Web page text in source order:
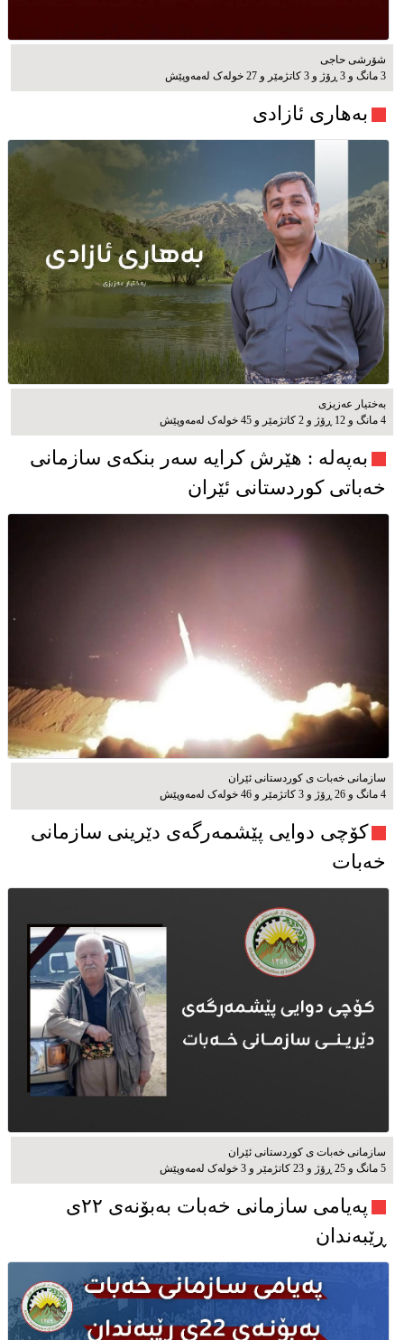
شۆرشی حاجی
3 مانگ و 3 ڕۆژ و 3 کاتژمێر و 27 خوله‌ک له‌مه‌وپێش‌
بەهاری ئازادی
بەختیار عەزیزی
4 مانگ و 12 ڕۆژ و 2 کاتژمێر و 45 خوله‌ک له‌مه‌وپێش‌
به‌په‌له‌ : هێرش کرایە سەر بنکەی سازمانی
خەباتی کوردستانی ئێران
سازمانی خەبات ی کوردستانی ئێران
4 مانگ و 26 ڕۆژ و 3 کاتژمێر و 46 خوله‌ک له‌مه‌وپێش‌
کۆچی دوایی پێشمەرگەی دێرینی سازمانی
خەبات
سازمانی خەبات ی كوردستانی ئێران
5 مانگ و 25 ڕۆژ و 23 کاتژمێر و 3 خوله‌ک له‌مه‌وپێش‌
پەیامی سازمانی خەبات بەبۆنەی ۲۲ی
ڕێبەندان